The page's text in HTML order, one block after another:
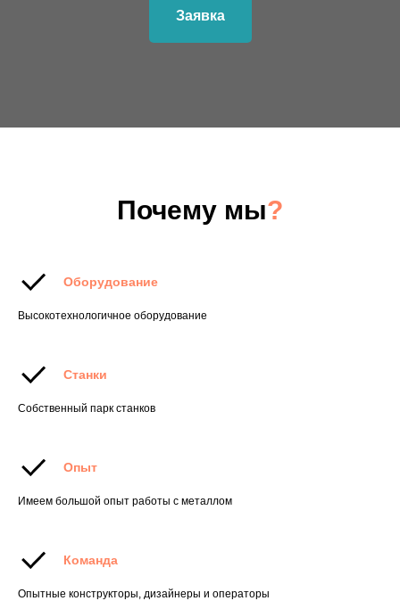
Заявка
Почему мы?
Оборудование
Высокотехнологичное оборудование
Станки
Собственный парк станков
Опыт
Имеем большой опыт работы с металлом
Команда
Опытные конструкторы, дизайнеры и операторы